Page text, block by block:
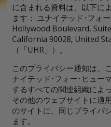
に含まれる資料は、以下に
ます： ユナイテッド･フォ
Hollywood Boulevard,
California 90028, United
（「UHR」）。
このプライバシー通知は、
ナイテッド･フォー･ヒュー
するすべての関連組織によ
その他のウェブサイトに適
のサイトに、同じプライバ
ます。